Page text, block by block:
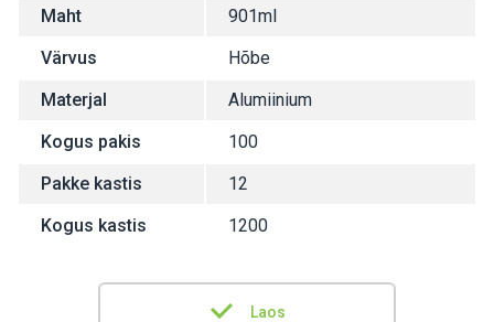
Maht
901ml
Värvus
Hõbe
Materjal
Alumiinium
Kogus pakis
100
Pakke kastis
12
Kogus kastis
1200
Laos